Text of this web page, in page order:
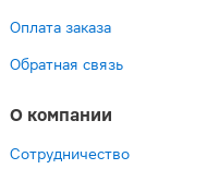
Оплата заказа
Обратная связь
О компании
Сотрудничество